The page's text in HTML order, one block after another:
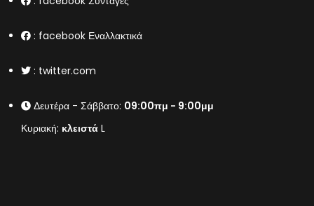
: facebook Εναλλακτικά
: twitter.com
Δευτέρα - Σάββατο: 09:00πμ - 9:00μμ
Κυριακή: κλειστά L